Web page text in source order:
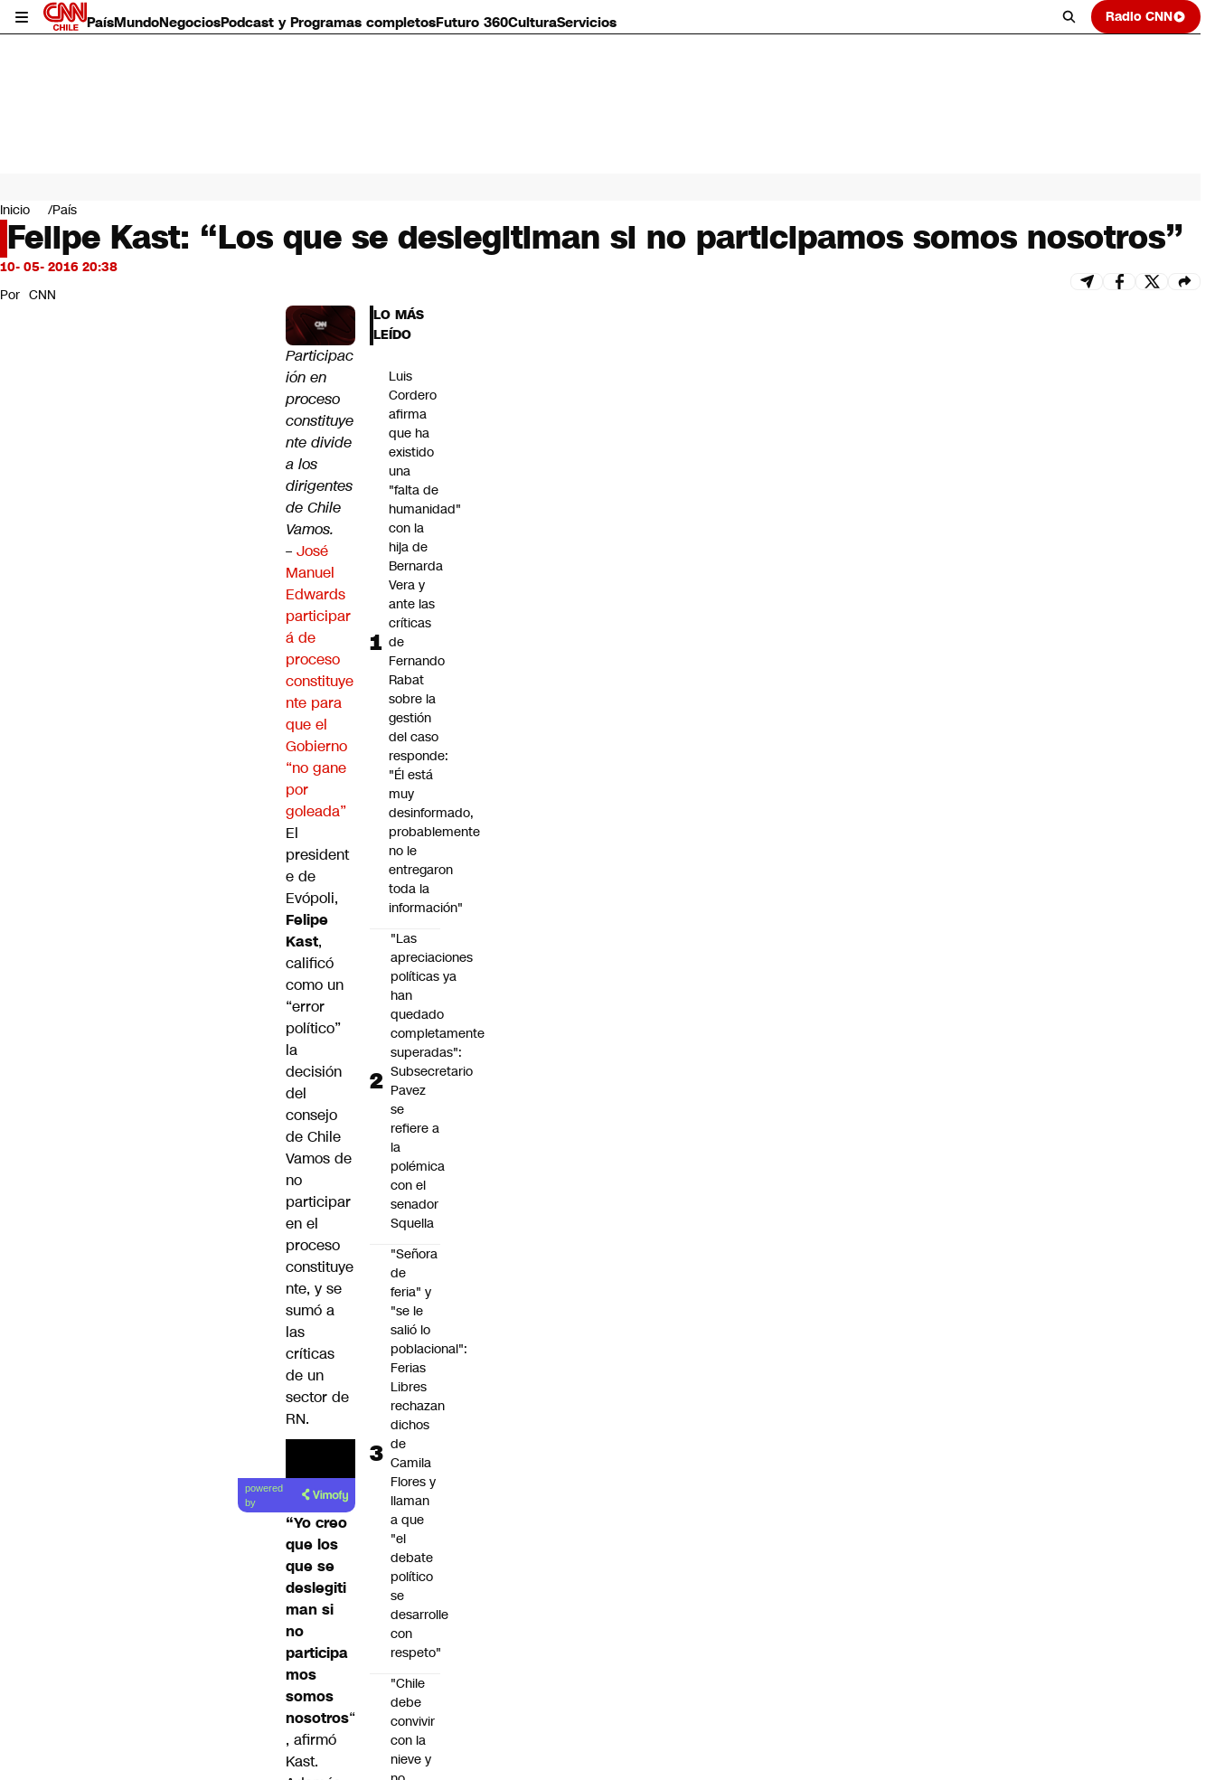
PaísMundoNegociosPodcast y Programas completosFuturo 360CulturaServicios Radio CNN
Mundo
Negocios
Deportes
Programas completos
Servicios
Inicio País
Felipe Kast: “Los que se deslegitiman si no participamos somos nosotros”
10- 05- 2016 20:38
Por CNN
Participac
ión en
proceso
constituye
nte divide
a los
dirigentes
de Chile
Vamos.
– José
Manuel
Edwards
participar
á de
proceso
constituye
nte para
que el
Gobierno
“no gane
por
goleada”
El
president
e de
Evópoli,
Felipe
Kast,
calificó
como un
“error
político”
la
decisión
del
consejo
de Chile
Vamos de
no
participar
en el
proceso
constituye
nte, y se
sumó a
las
críticas
de un
sector de
RN.
powered
by
“Yo creo
que los
que se
deslegiti
man si
no
participa
mos
somos
nosotros“
, afirmó
Kast.
LO MÁS
LEÍDO
Luis
Cordero
afirma
que ha
existido
una
"falta de
humanidad"
con la
hija de
Bernarda
Vera y
ante las
críticas
de
Fernando
Rabat
sobre la
gestión
del caso
responde:
"Él está
muy
desinformado,
probablemente
no le
entregaron
toda la
información"
"Las
apreciaciones
políticas ya
han
quedado
completamente
superadas":
Subsecretario
Pavez
se
refiere a
la
polémica
con el
senador
Squella
"Señora
de
feria" y
"se le
salió lo
poblacional":
Ferias
Libres
rechazan
dichos
de
Camila
Flores y
llaman
a que
"el
debate
político
se
desarrolle
con
respeto"
"Chile
debe
convivir
con la
nieve y